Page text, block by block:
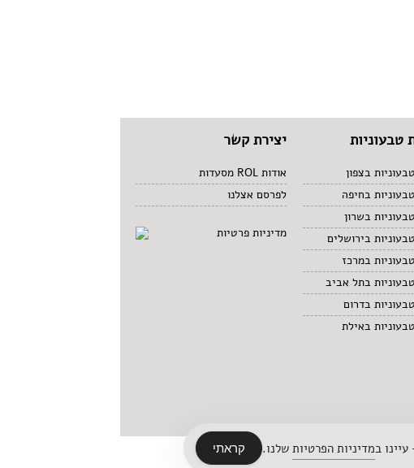
טבעוניות
בצפון
בחיפה
בשרון
בירושלים
במרכז
בתל אביב
בדרום
באילת
יצירת קשר
אודות ROL מסעדות
לפרסם אצלנו
מדיניות פרטיות
מדיניות הפרטיות שלנו. קראתי